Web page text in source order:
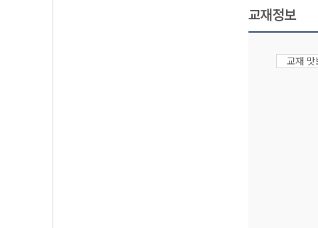
교재정보
교재